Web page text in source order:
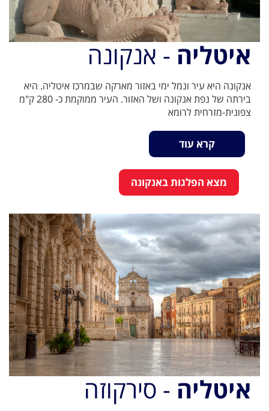
איטליה - אנקונה
אנקונה היא עיר ונמל ימי באזור מארקה שבמרכז איטליה. היא
בירתה של נפת אנקונה ושל האזור. העיר ממוקמת כ- 280 ק"מ
צפונית-מזרחית לרומא
קרא עוד
מצא הפלגות באנקונה
איטליה - סירקוזה